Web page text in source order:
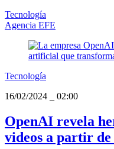
Tecnología
Agencia EFE
Tecnología
16/02/2024
02:00
OpenAI revela
videos a partir